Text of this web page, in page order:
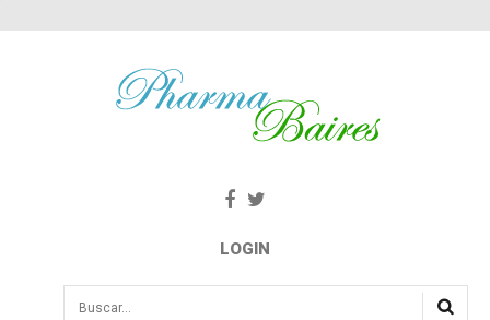
LOGIN
Buscar...